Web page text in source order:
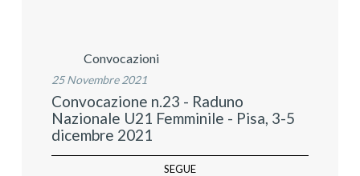
Convocazioni
25 Novembre 2021
Convocazione n.23 - Raduno
Nazionale U21 Femminile - Pisa, 3-5
dicembre 2021
SEGUE